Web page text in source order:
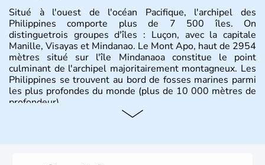
Situé à l'ouest de l'océan Pacifique, l'archipel des
Philippines comporte plus de 7 500 îles. On
distinguetrois groupes d'îles : Luçon, avec la capitale
Manille, Visayas et Mindanao. Le Mont Apo, haut de 2954
mètres situé sur l'île Mindanaoa constitue le point
culminant de l'archipel majoritairement montagneux. Les
Philippines se trouvent au bord de fosses marines parmi
les plus profondes du monde (plus de 10 000 mètres de
profondeur).